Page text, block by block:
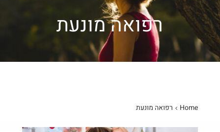
רפואה מונעת
Home
4 רפואה מונעת